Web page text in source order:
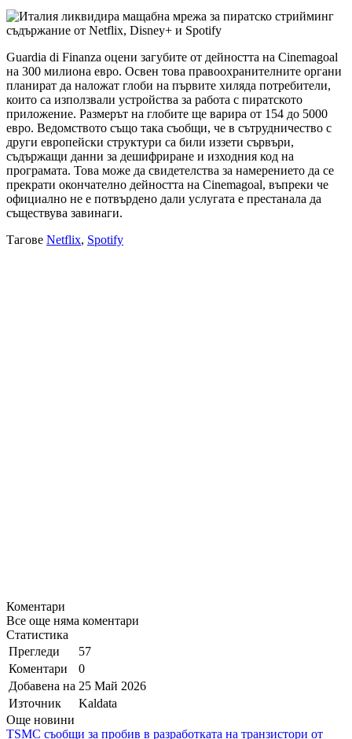
Guardia di Finanza оцени загубите от дейността на Cinemagoal
на 300 милиона евро. Освен това правоохранителните органи
планират да наложат глоби на първите хиляда потребители,
които са използвали устройства за работа с пиратското
приложение. Размерът на глобите ще варира от 154 до 5000
евро. Ведомството също така съобщи, че в сътрудничество с
други европейски структури са били иззети сървъри,
съдържащи данни за дешифриране и изходния код на
програмата. Това може да свидетелства за намерението да се
прекрати окончателно дейността на Cinemagoal, въпреки че
официално не е потвърдено дали услугата е престанала да
съществува завинаги.
Тагове Netflix, Spotify
Коментари
Все още няма коментари
Статистика
Прегледи
57
Коментари
0
Добавена на 25 Май 2026
Източник
Kaldata
Още новини
TSMC съобщи за пробив в разработката на транзистори от